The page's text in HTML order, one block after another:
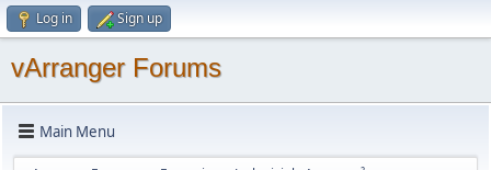
Log in Sign up
vArranger Forums
Main Menu